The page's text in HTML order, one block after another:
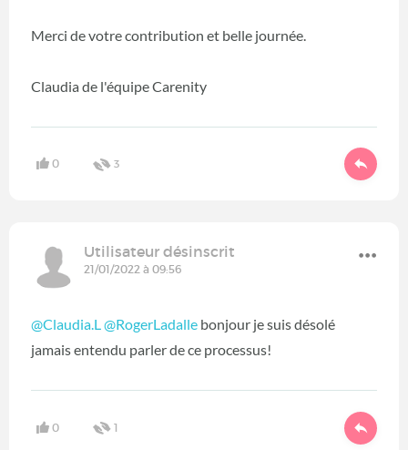
Merci de votre contribution et belle journée.
Claudia de l'équipe Carenity
0 3
Utilisateur désinscrit
21/01/2022 à 09:56
@Claudia.L@RogerLadalle bonjour je suis désolé
jamais entendu parler de ce processus!
0 1